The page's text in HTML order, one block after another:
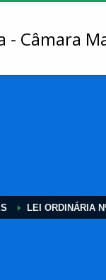
LEI ORDINÁRIA